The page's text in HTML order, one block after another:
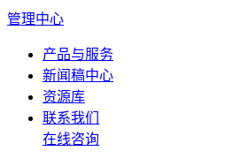
管理中心
产品与服务
新闻稿中心
资源库
联系我们
在线咨询